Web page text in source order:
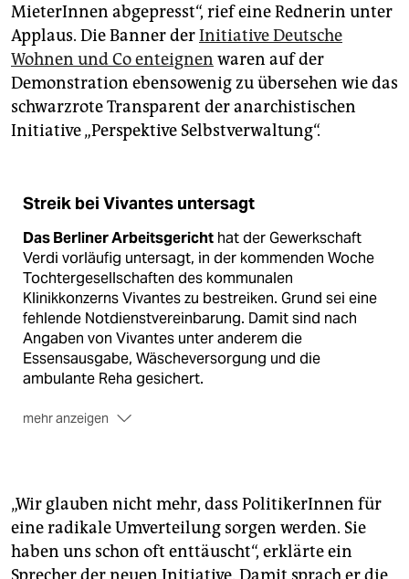
MieterInnen abgepresst“, rief eine Rednerin unter
Applaus. Die Banner derInitiative Deutsche
Wohnen und Co enteignen waren auf der
Demonstration ebensowenig zu übersehen wie das
schwarzrote Transparent der anarchistischen
Initiative „Perspektive Selbstverwaltung“.
Streik bei Vivantes untersagt
Das Berliner Arbeitsgericht hat der Gewerkschaft
Verdi vorläufig untersagt, in der kommenden Woche
Tochtergesellschaften des kommunalen
Klinikkonzerns Vivantes zu bestreiken. Grund sei eine
fehlende Notdienstvereinbarung. Damit sind nach
Angaben von Vivantes unter anderem die
Essensausgabe, Wäscheversorgung und die
ambulante Reha gesichert.
mehr anzeigen
Beschäftigte der Vivantes Netzwerk für Gesundheit
GmbH sowie weiterer Vivantes-Gesellschaften zum
Streik aufzurufen oder Streiks durchzuführen, solange
keine Notdienstvereinbarung geschlossen werde,
„Wir glauben nicht mehr, dass PolitikerInnen für
eine radikale Umverteilung sorgen werden. Sie
haben uns schon oft enttäuscht“, erklärte ein